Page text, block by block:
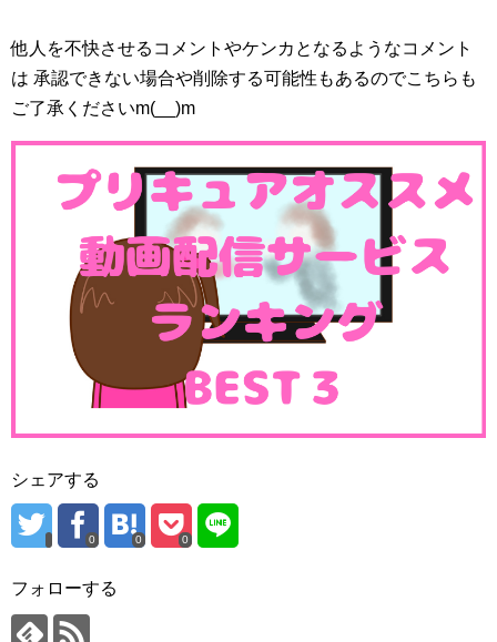
他人を不快させるコメントやケンカとなるようなコメント
は 承認できない場合や削除する可能性もあるのでこちらも
ご了承くださいm(__)m
シェアする
0 0 0
フォローする